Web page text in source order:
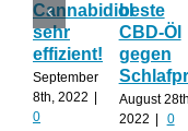
Cannabidiol
sehr
effizient!
September
8th, 2022
0
beste
CBD-Öl
gegen
August
2022
0